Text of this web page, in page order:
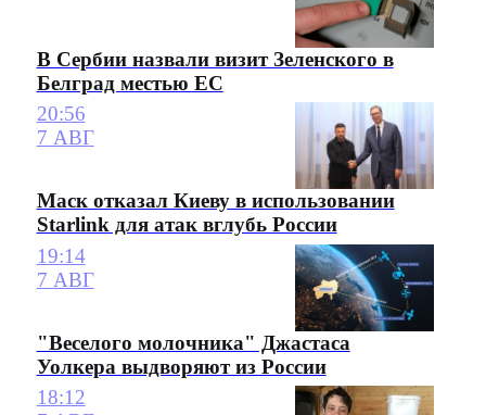
В Сербии назвали визит Зеленского в
Белград местью ЕС
20:56
7 АВГ
Маск отказал Киеву в использовании
Starlink для атак вглубь России
19:14
7 АВГ
"Веселого молочника" Джастаса
Уолкера выдворяют из России
18:12